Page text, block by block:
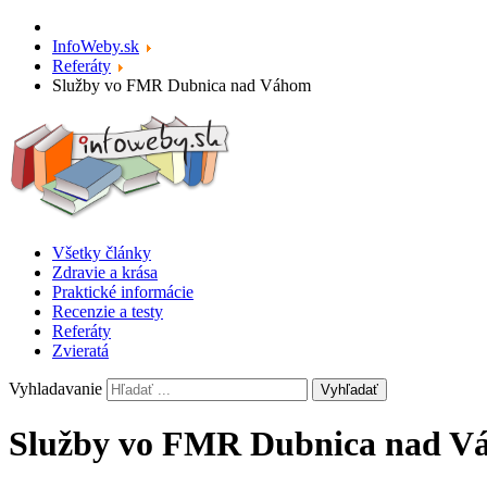
InfoWeby.sk
Referáty
Služby vo FMR Dubnica nad Váhom
Všetky články
Zdravie a krása
Praktické informácie
Recenzie a testy
Referáty
Zvieratá
Vyhladavanie Vyhľadať
Služby vo FMR Dubnica nad